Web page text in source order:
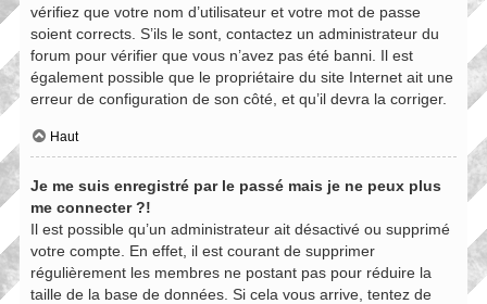
vérifiez que votre nom d’utilisateur et votre mot de passe
soient corrects. S’ils le sont, contactez un administrateur du
forum pour vérifier que vous n’avez pas été banni. Il est
également possible que le propriétaire du site Internet ait une
erreur de configuration de son côté, et qu’il devra la corriger.
Haut
Je me suis enregistré par le passé mais je ne peux plus
me connecter ?!
Il est possible qu’un administrateur ait désactivé ou supprimé
votre compte. En effet, il est courant de supprimer
régulièrement les membres ne postant pas pour réduire la
taille de la base de données. Si cela vous arrive, tentez de